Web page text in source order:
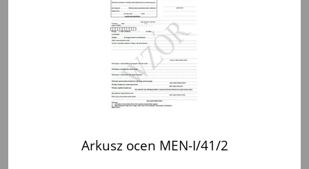
Arkusz ocen MEN-I/41/2